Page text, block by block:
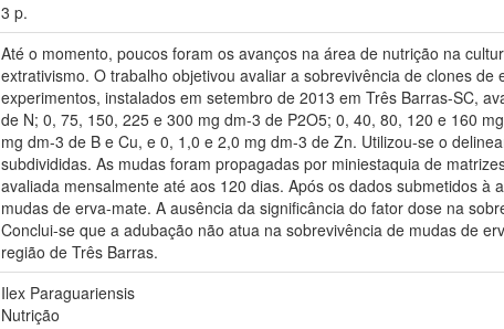
3 p.
Até o momento, poucos foram os avanços na área de nutrição na
extrativismo. O trabalho objetivou avaliar a sobrevivência de clones
experimentos, instalados em setembro de 2013 em Três Barras-SC,
de N; 0, 75, 150, 225 e 300 mg dm-3 de P2O5; 0, 40, 80, 120 e 160
mg dm-3 de B e Cu, e 0, 1,0 e 2,0 mg dm-3 de Zn. Utilizou-se o
subdivididas. As mudas foram propagadas por miniestaquia de
avaliada mensalmente até aos 120 dias. Após os dados submetidos
mudas de erva-mate. A ausência da significância do fator dose na
Conclui-se que a adubação não atua na sobrevivência de mudas de
região de Três Barras.
Ilex Paraguariensis
Nutrição